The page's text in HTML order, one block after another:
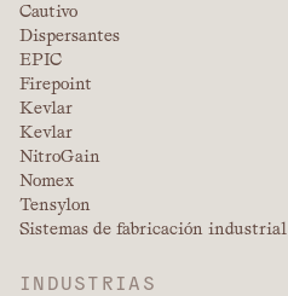
Cautivo
Dispersantes
EPIC
Firepoint
Kevlar
Kevlar
NitroGain
Nomex
Tensylon
Sistemas de fabricación industrial
INDUSTRIAS